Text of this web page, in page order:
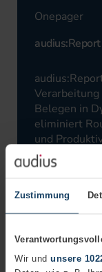
Zustimmung
Wir undunsere
Onepager
audius:Report
Verarbeitung
Belegen in
eliminiert
und